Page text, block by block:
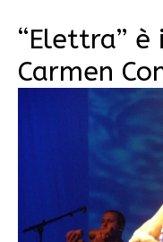
“Elettra”
Carmen